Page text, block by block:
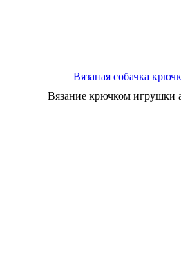
Вязаная собачка
Вязание крючком игрушки